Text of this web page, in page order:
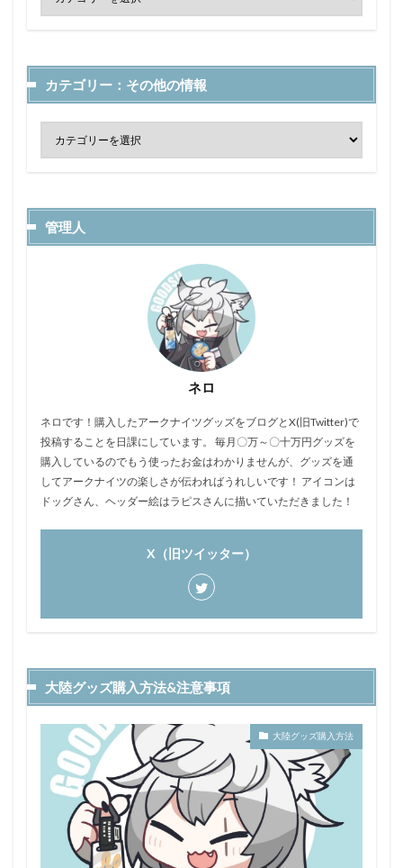
カテゴリー：その他の情報
管理人
ネロ
ネロです！購入したアークナイツグッズをブログとX(旧Twitter)で
投稿することを日課にしています。 毎月〇万～〇十万円グッズを
購入しているのでもう使ったお金はわかりませんが、グッズを通
してアークナイツの楽しさが伝わればうれしいです！ アイコンは
ドッグさん、ヘッダー絵はラピスさんに描いていただきました！
X（旧ツイッター）
大陸グッズ購入方法&注意事項
大陸グッズ購入方法